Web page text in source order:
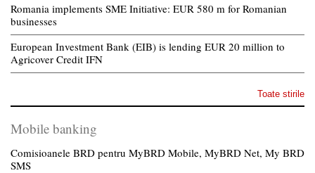
Romania implements SME Initiative: EUR 580 m for Romanian
businesses
European Investment Bank (EIB) is lending EUR 20 million to
Agricover Credit IFN
Toate stirile
Mobile banking
Comisioanele BRD pentru MyBRD Mobile, MyBRD Net, My BRD
SMS